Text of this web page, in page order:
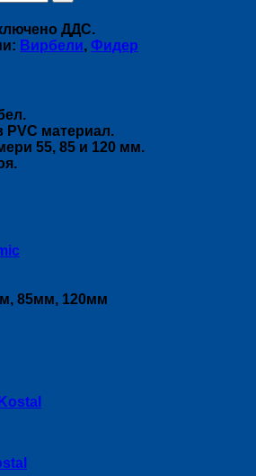
ДДС.
Вирбели, Фидер
PVC материал.
55, 85 и 120 мм.
85мм, 120мм